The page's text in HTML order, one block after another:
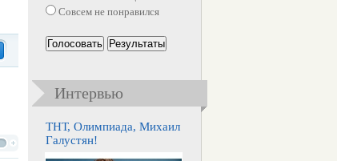
Совсем не понравился
Голосовать Результаты
Интервью
ТНТ, Олимпиада, Михаил
Галустян!